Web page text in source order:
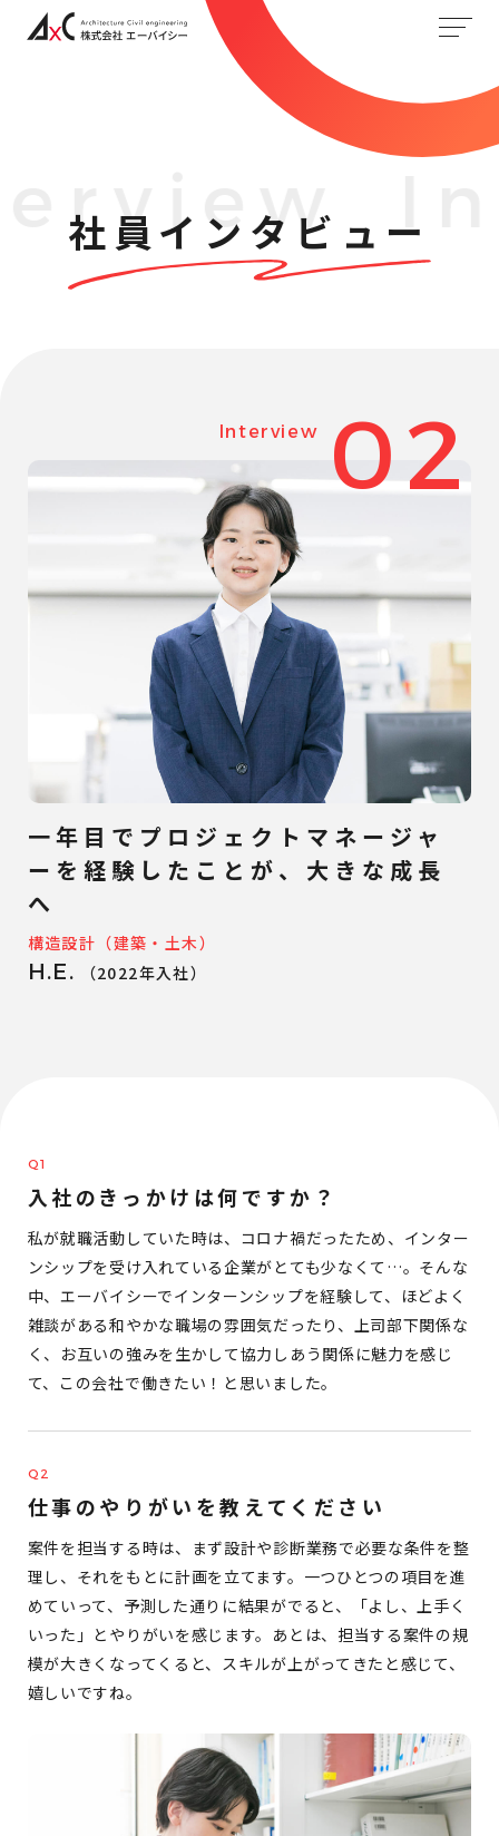
社員インタビュー
Interview 02
一年目でプロジェクトマネージャ
ーを経験したことが、大きな成長
へ
構造設計（建築・土木）
H.E. （2022年入社）
入社のきっかけは何ですか？
私が就職活動していた時は、コロナ禍だったため、インター
ンシップを受け入れている企業がとても少なくて…。そんな
中、エーバイシーでインターンシップを経験して、ほどよく
雑談がある和やかな職場の雰囲気だったり、上司部下関係な
く、お互いの強みを生かして協力しあう関係に魅力を感じ
て、この会社で働きたい！と思いました。
仕事のやりがいを教えてください
案件を担当する時は、まず設計や診断業務で必要な条件を整
理し、それをもとに計画を立てます。一つひとつの項目を進
めていって、予測した通りに結果がでると、「よし、上手く
いった」とやりがいを感じます。あとは、担当する案件の規
模が大きくなってくると、スキルが上がってきたと感じて、
嬉しいですね。